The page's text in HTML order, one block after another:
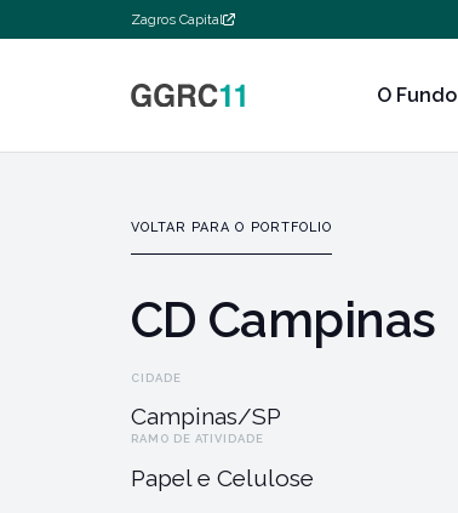
Zagros Capital
O Fundo
VOLTAR PARA O PORTFOLIO
CD Campinas
CIDADE
Campinas/SP
RAMO DE ATIVIDADE
Papel e Celulose